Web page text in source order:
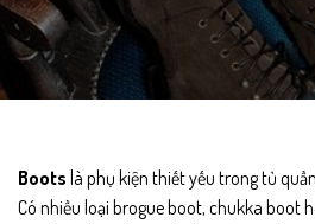
Boots là phụ kiện thiết yếu trong tủ
Có nhiều loại brogue boot, chukka boot